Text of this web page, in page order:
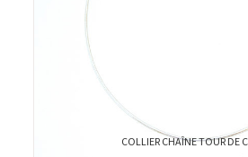
COLLIER CHAÎNE TOUR DE